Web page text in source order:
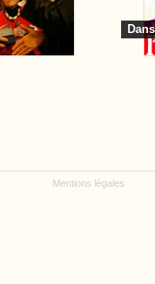
Mentions légales